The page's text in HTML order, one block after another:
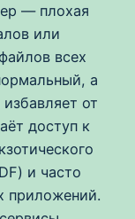
— плохая
или
всех
а
от
доступ к
и часто
приложений.